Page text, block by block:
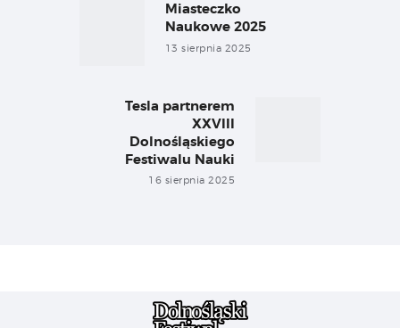
Previous
post:
Miasteczko
Naukowe 2025
13 sierpnia 2025
Tesla partnerem
XXVIII
Dolnośląskiego
Festiwalu Nauki
16 sierpnia 2025